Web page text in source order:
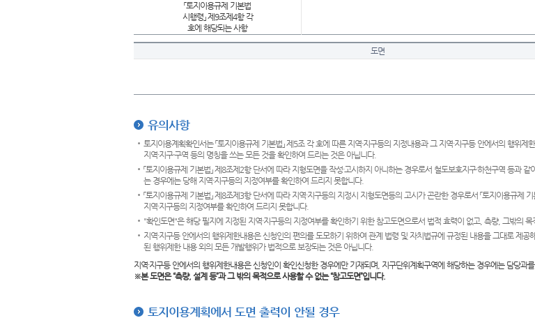
「토지이용규제 기본법
시행령」 제9조제4항 각
호에 해당되는 사항
도면
유의사항
토지이용계획확인서는 「토지이용규제 기본법」 제5조 각 호에 따른 지역·지구등의 지정내용과 그 지역·지구등 안에서의 행위
지역·지구·구역 등의 명칭을 쓰는 모든 것을 확인하여 드리는 것은 아닙니다.
「토지이용규제 기본법」 제8조제2항 단서에 따라 지형도면을 작성·고시하지 아니하는 경우로서 철도보호지구·하천구역 등과
는 경우에는 당해 지역·지구등의 지정여부를 확인하여 드리지 못합니다.
「토지이용규제 기본법」 제8조제3항 단서에 따라 지역·지구등의 지정시 지형도면등의 고시가 곤란한 경우로서 「토지이용규
지역·지구등의 지정여부를 확인하여 드리지 못합니다.
"확인도면"은 해당 필지에 지정된 지역·지구등의 지정여부를 확인하기 위한 참고도면으로서 법적 효력이 없고, 측량, 그밖의 목
지역·지구등 안에서의 행위제한내용은 신청인의 편의를 도모하기 위하여 관계 법령 및 자치법규에 규정된 내용을 그대로 제
된 행위제한 내용 외의 모든 개발행위가 법적으로 보장되는 것은 아닙니다.
지역·지구등 안에서의 행위제한내용은 신청인이 확인신청한 경우에만 기재되며, 지구단위계획구역에 해당하는 경우에는 담당과
※본 도면은“측량, 설계 등”과 그 밖의 목적으로 사용할 수 없는 “참고도면”입니다.
토지이용계획에서 도면 출력이 안될 경우